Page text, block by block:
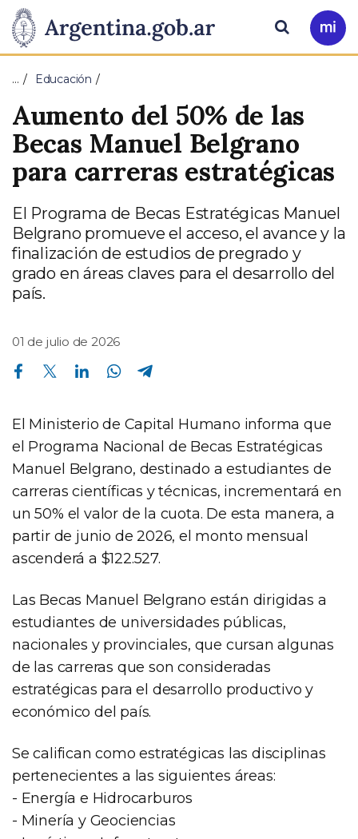
Presidencia
de
Nación
Pasar al contenido principal
Ir
a
Buscar
… Educación
Aumento del 50% de las
Becas Manuel Belgrano
para carreras estratégicas
El Programa de Becas Estratégicas Manuel
Belgrano promueve el acceso, el avance y la
finalización de estudios de pregrado y
grado en áreas claves para el desarrollo del
país.
01 de julio de 2026
Compartir en Facebook Compartir en Twitter Compartir en Linkedin Compartir en Whatsapp
El Ministerio de Capital Humano informa que
el Programa Nacional de Becas Estratégicas
Manuel Belgrano, destinado a estudiantes de
carreras científicas y técnicas, incrementará en
un 50% el valor de la cuota. De esta manera, a
partir de junio de 2026, el monto mensual
ascenderá a $122.527.
Las Becas Manuel Belgrano están dirigidas a
estudiantes de universidades públicas,
nacionales y provinciales, que cursan algunas
de las carreras que son consideradas
estratégicas para el desarrollo productivo y
económico del país.
Se califican como estratégicas las disciplinas
pertenecientes a las siguientes áreas:
- Energía e Hidrocarburos
- Minería y Geociencias